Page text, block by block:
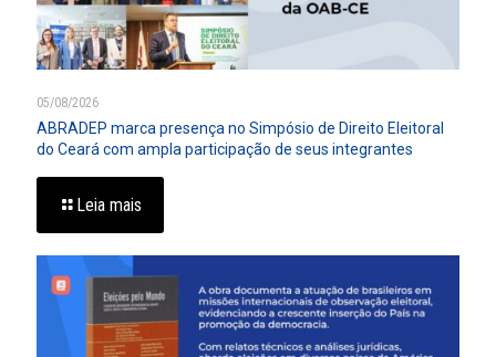
05/08/2026
ABRADEP marca presença no Simpósio de Direito Eleitoral
do Ceará com ampla participação de seus integrantes
Leia mais